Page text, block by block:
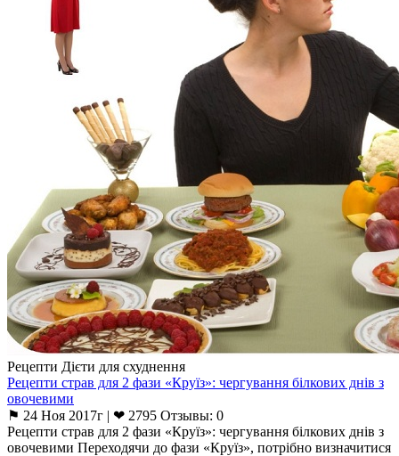
Рецепти Дієти для схуднення
Рецепти страв для 2 фази «Круїз»: чергування білкових днів з
овочевими
⚑ 24 Ноя 2017г | ❤ 2795 Отзывы: 0
Рецепти страв для 2 фази «Круїз»: чергування білкових днів з
овочевими Переходячи до фази «Круїз», потрібно визначитися